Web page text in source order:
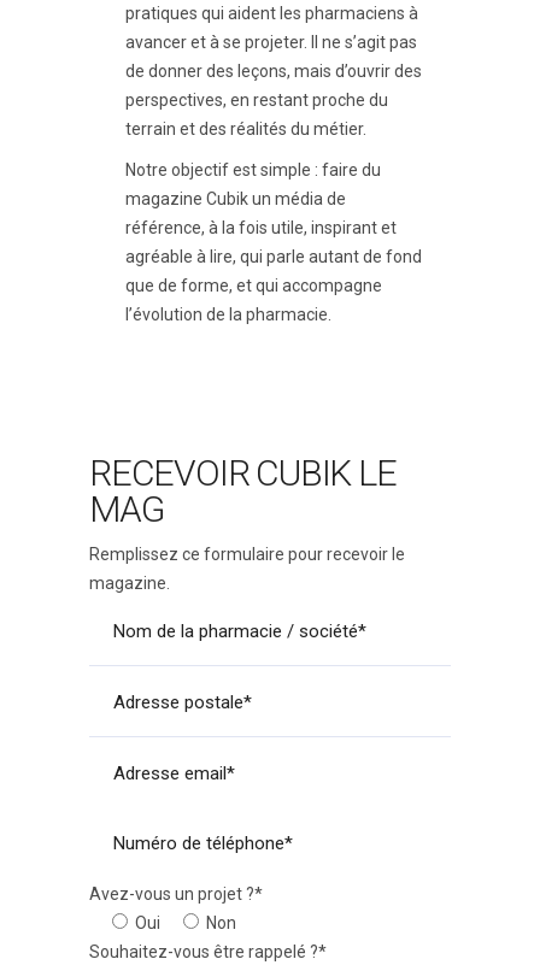
pratiques qui aident les pharmaciens à
avancer et à se projeter. Il ne s’agit pas
de donner des leçons, mais d’ouvrir des
perspectives, en restant proche du
terrain et des réalités du métier.
Notre objectif est simple : faire du
magazine Cubik un média de
référence, à la fois utile, inspirant et
agréable à lire, qui parle autant de fond
que de forme, et qui accompagne
l’évolution de la pharmacie.
RECEVOIR CUBIK LE
MAG
Remplissez ce formulaire pour recevoir le
magazine.
Avez-vous un projet ?*
Oui
Non
Souhaitez-vous être rappelé ?*